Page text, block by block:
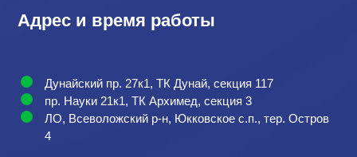
Адрес и время работы
Дунайский пр. 27к1, ТК Дунай, секция 117
пр. Науки 21к1, ТК Архимед, секция 3
ЛО, Всеволожский р-н, Юкковское с.п., тер. Остров
4